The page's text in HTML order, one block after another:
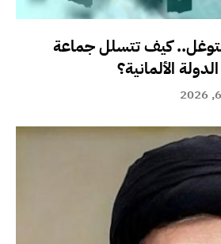
كيف تتسلل جماعة
الألمانية؟